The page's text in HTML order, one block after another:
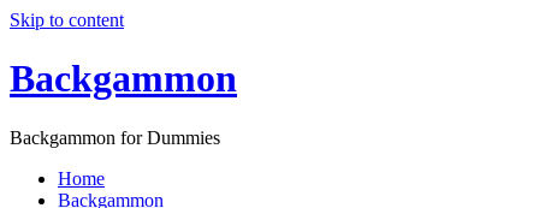
Skip to content
Backgammon
Backgammon for Dummies
Home
Backgammon